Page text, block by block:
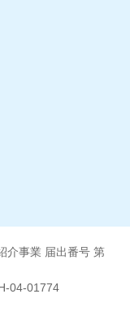
介事業 届出番号 第
04-01774